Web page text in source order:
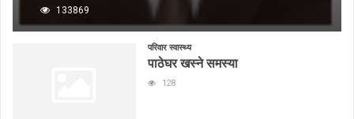
133869
परिवार स्वास्थ्य
पाठेघर खस्ने समस्या
128